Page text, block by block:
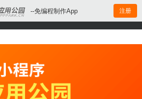
--免编程制作App 注册